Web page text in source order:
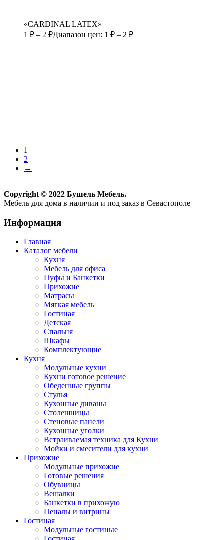
«CARDINAL LATEX»
1 ₽ – 2 ₽Диапазон цен: 1 ₽ – 2 ₽
1
2
→
Copyright © 2022 Бушель Мебель.
Мебель для дома в наличии и под заказ в Севастополе
Информация
Главная
Каталог мебели
Кухня
Мебель для офиса
Пуфы и Банкетки
Прихожие
Матрасы
Мягкая мебель
Гостиная
Детская
Спальня
Шкафы
Комплектующие
Кухня
Модульные кухни
Кухни готовое решение
Обеденные группы
Стулья
Кухонные диваны
Столешницы
Стеновые панели
Кухонные уголки
Встраиваемая техника для Кухни
Мойки и смесители для кухни
Прихожие
Модульные прихожие
Готовые решения
Обувницы
Вешалки
Банкетки в прихожую
Пеналы и витрины
Гостиная
Модульные гостиные